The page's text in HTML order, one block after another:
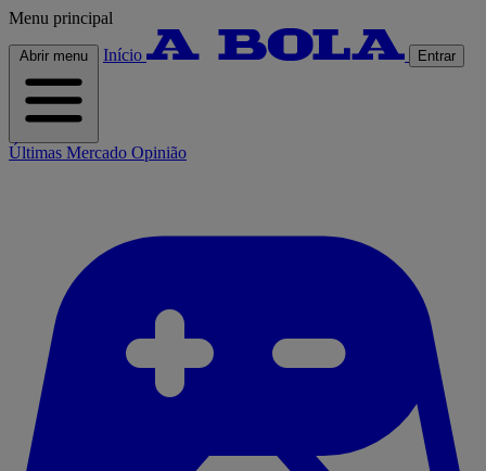
Menu principal
Abrir menu Início Entrar
Últimas Mercado Opinião